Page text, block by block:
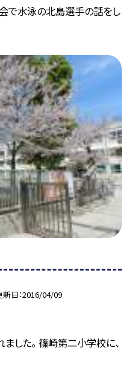
会で水泳の北島選手の話をし
新日 2016/04/09
ました。 篠崎第二小学校に、